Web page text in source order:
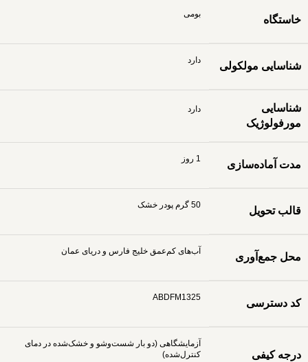
خاستگاه بومی
شناسایی مولکولی دارد
شناسایی
مورفولوژیک
دارد
مدت آماده‌سازی 1 روز
قالب تحویل 50 گرم پودر خشک
محل جمع‌آوری آب‌های کم‌عمق خلیج فارس و دریای عمان
کد دسترسی ABDFM1325
درجه کیفی
آزمایشگاهی (دو بار شست‌وشو و خشک‌شده در دمای
کنترل‌شده)